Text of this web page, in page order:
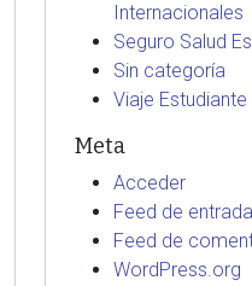
Internacionales
Seguro Salud
Sin categoría
Viaje Estudiante
Meta
Acceder
Feed de
Feed de
WordPress.org